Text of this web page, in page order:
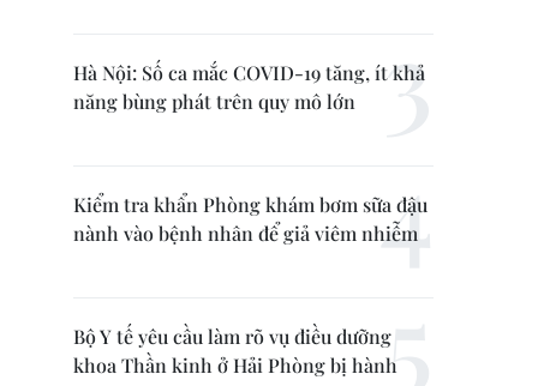
Hà Nội: Số ca mắc COVID-19 tăng, ít khả
năng bùng phát trên quy mô lớn
Kiểm tra khẩn Phòng khám bơm sữa đậu
nành vào bệnh nhân để giả viêm nhiễm
Bộ Y tế yêu cầu làm rõ vụ điều dưỡng
khoa Thần kinh ở Hải Phòng bị hành